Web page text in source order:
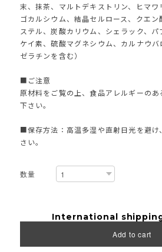
末、抹茶、マルトデキストリン、ヒマ
ゴカルシウム、結晶セルロース、クエ
ステル、炭酸カリウム、シェラック、
ケイ素、硫酸マグネシウム、カルナウ
ゼラチンを含む）
■ご注意
原材料をご覧の上、食品アレルギーの
下さい。
■保存方法：高温多湿や直射日光を避け
さい。
数量
International
Add to cart